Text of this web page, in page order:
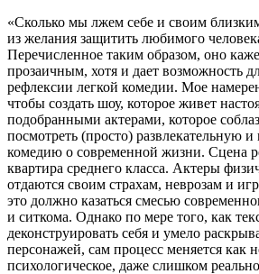
«Сколько мы лжем себе и своим
из желания защитить любимого
Перечисленное таким образом, оно
прозаичным, хотя и дает возможность
рефлексии легкой комедии. Мое
чтобы создать шоу, которое живет
подобранными актерами, которое
посмотреть (просто) развлекательную
комедию о современной жизни. Сцена
квартира среднего класса. Актеры
отдаются своим страхам, неврозам и
это должно казаться смесью
и ситкома. Однако по мере того, как
деконструировать себя и умело
персонажей, сам процесс меняется как
психологическое, даже слишком